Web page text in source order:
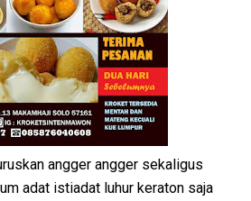
angger angger sekaligus
adat istiadat luhur keraton saja